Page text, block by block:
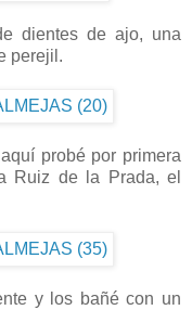
dientes de ajo, una
perejil.
probé por primera
Ruiz de la Prada, el
y los bañé con un